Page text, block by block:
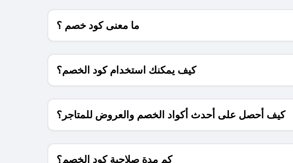
ما معنى كود خصم ؟
كيف يمكنك استخدام كود الخصم؟
كيف أحصل على أحدث أكواد الخصم والعروض للمتاجر؟
كم مدة صلاحية كود الخصم؟